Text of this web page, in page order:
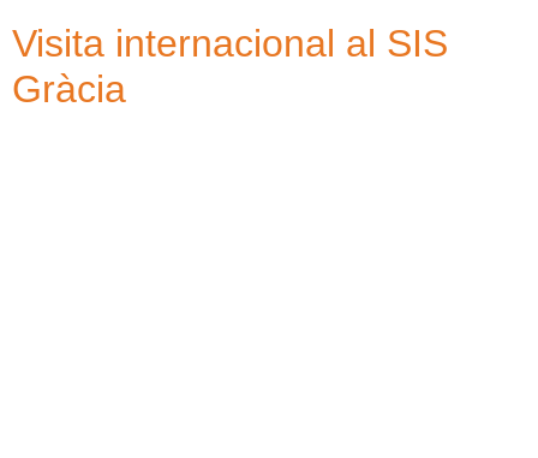
Visita internacional al SIS
Gràcia